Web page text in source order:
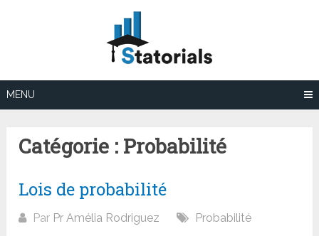
MENU
Catégorie : Probabilité
Lois de probabilité
Par Pr Amélia Rodriguez Probabilité